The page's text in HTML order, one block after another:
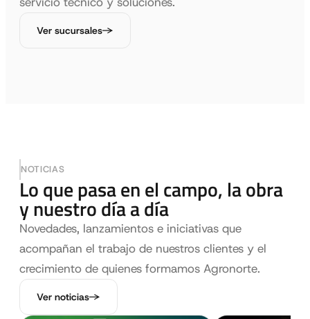
Ver sucursales
NOTICIAS
Lo que pasa en el campo, la obra
y nuestro día a día
Novedades, lanzamientos e iniciativas que
acompañan el trabajo de nuestros clientes y el
crecimiento de quienes formamos Agronorte.
Ver noticias